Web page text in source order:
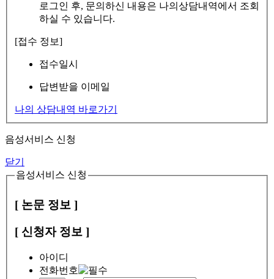
로그인 후, 문의하신 내용은 나의상담내역에서 조회
하실 수 있습니다.
[접수 정보]
접수일시
답변받을 이메일
나의 상담내역 바로가기
음성서비스 신청
닫기
음성서비스 신청
[ 논문 정보 ]
[ 신청자 정보 ]
아이디
전화번호